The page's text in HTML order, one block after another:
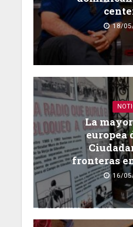
18/
La
europea
fronteras
16/